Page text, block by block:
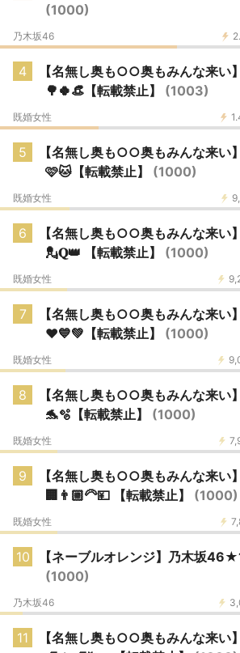
(1000)
乃木坂46
4
【名無し奥も○○奥もみんな来い
🌳🍀👒【転載禁止】 (1003)
既婚女性
5
【名無し奥も○○奥もみんな来い
🩷🐱【転載禁止】 (1000)
既婚女性
6
【名無し奥も○○奥もみんな来い
💂𝐐👑 【転載禁止】 (1000)
既婚女性
7
【名無し奥も○○奥もみんな来い
❤️💙💚【転載禁止】 (1000)
既婚女性
8
【名無し奥も○○奥もみんな来い
🐬🫧【転載禁止】 (1000)
既婚女性
9
【名無し奥も○○奥もみんな来い
🏢👨🏼‍🦳💴 【転載禁止】 (1000)
既婚女性
10
【ネーブルオレンジ】乃木坂
(1000)
乃木坂46
11
【名無し奥も○○奥もみんな来い